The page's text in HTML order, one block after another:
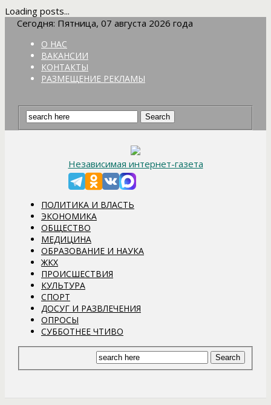
Loading posts...
Сегодня: Пятница, 07 августа 2026 года
О НАС
ВАКАНСИИ
КОНТАКТЫ
РАЗМЕЩЕНИЕ РЕКЛАМЫ
Независимая интернет-газета
ПОЛИТИКА И ВЛАСТЬ
ЭКОНОМИКА
ОБЩЕСТВО
МЕДИЦИНА
ОБРАЗОВАНИЕ И НАУКА
ЖКХ
ПРОИСШЕСТВИЯ
КУЛЬТУРА
СПОРТ
ДОСУГ И РАЗВЛЕЧЕНИЯ
ОПРОСЫ
СУББОТНЕЕ ЧТИВО